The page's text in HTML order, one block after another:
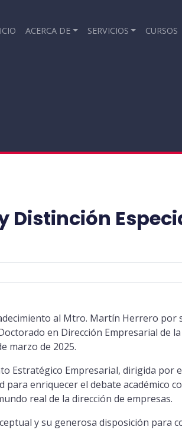
ACERCA DE SERVICIOS CURSOS
Distinción
al Mtro. Martín Herrero por
en Dirección Empresarial de
marzo de 2025.
Estratégico Empresarial, dirigida por
enriquecer el debate académico
real de la dirección de empresas.
y su generosa disposición para